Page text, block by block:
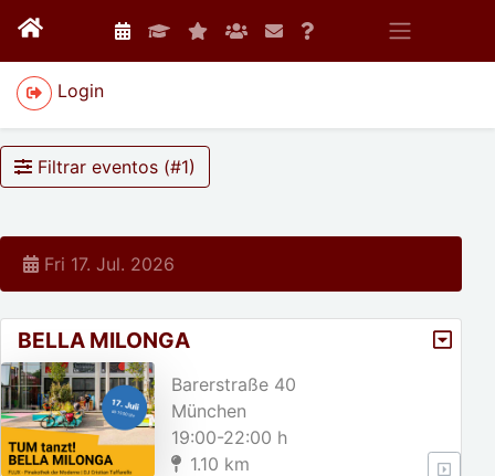
Login
Filtrar eventos (#1)
Fri 17. Jul. 2026
BELLA MILONGA
Barerstraße 40
München
19:00-22:00 h
1.10 km